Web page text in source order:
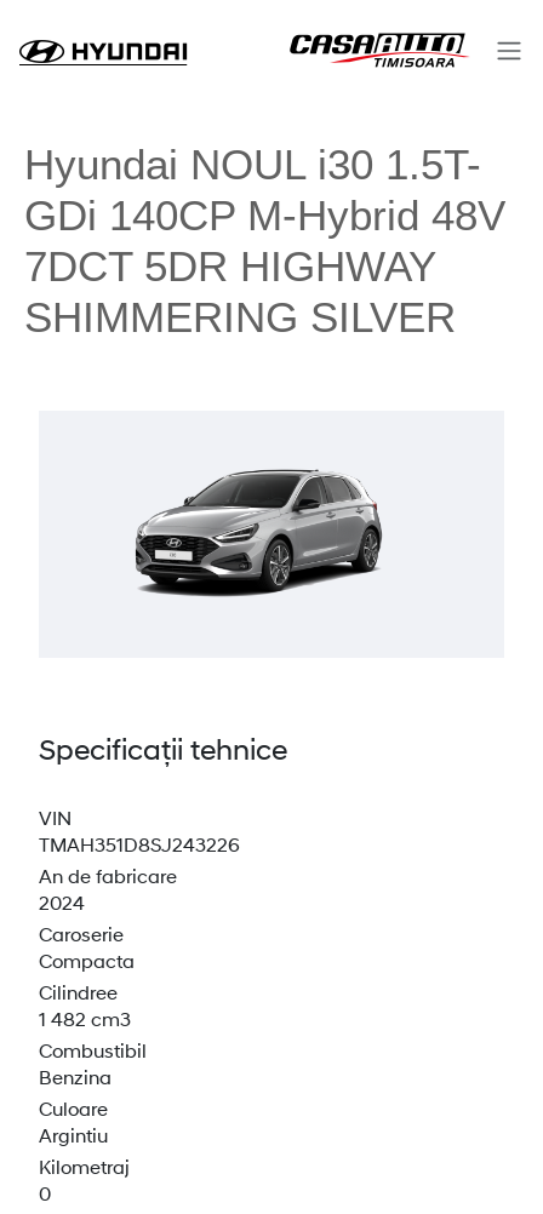
Hyundai NOUL i30 1.5T-
GDi 140CP M-Hybrid 48V
7DCT 5DR HIGHWAY
SHIMMERING SILVER
Specificații tehnice
VIN
TMAH351D8SJ243226
An de fabricare
2024
Caroserie
Compacta
Cilindree
1 482 cm3
Combustibil
Benzina
Culoare
Argintiu
Kilometraj
0